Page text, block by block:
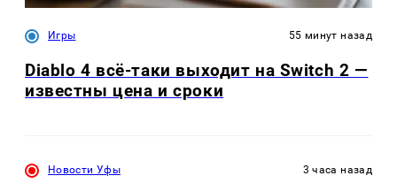
Игры 55 минут назад
Diablo 4 всё-таки выходит на Switch 2 —
известны цена и сроки
Новости Уфы 3 часа назад